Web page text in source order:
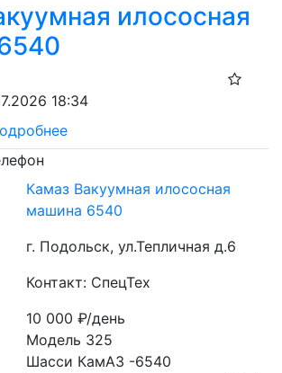
илососная
18:34
Камаз Вакуумная илососная
машина 6540
г. Подольск, ул.Тепличная д.6
Контакт: СпецТех
10 000₽/день
Модель 325
Шасси КамАЗ -6540